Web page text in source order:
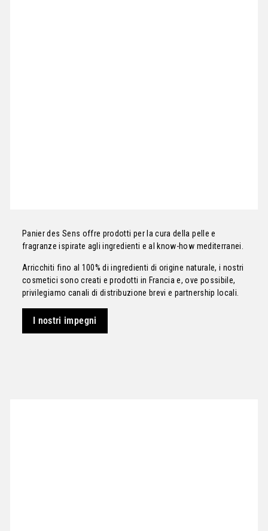
Panier des Sens offre prodotti per la cura della pelle e
fragranze ispirate agli ingredienti e al know-how mediterranei.
Arricchiti fino al 100% di ingredienti di origine naturale, i nostri
cosmetici sono creati e prodotti in Francia e, ove possibile,
privilegiamo canali di distribuzione brevi e partnership locali.
I nostri impegni